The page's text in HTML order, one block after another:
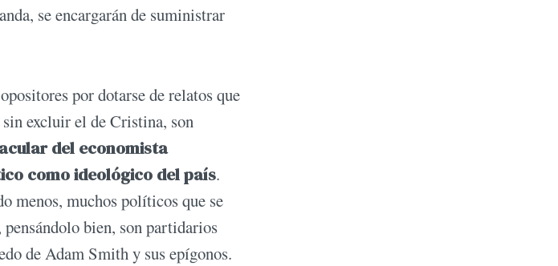
se encargarán de suministrar
por dotarse de relatos que
excluir el de Cristina, son
del economista
como ideológico del país.
menos, muchos políticos que se
bien, son partidarios
de Adam Smith y sus epígonos.